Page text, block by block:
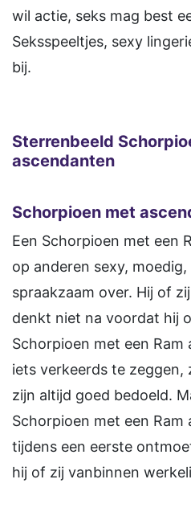
wil actie, seks mag best
Seksspeeltjes, sexy
bij.
Sterrenbeeld
ascendanten
Schorpioen met
Een Schorpioen met een
op anderen sexy,
spraakzaam over. Hij of
denkt niet na voordat hij
Schorpioen met een
iets verkeerds te
zijn altijd goed bedoeld.
Schorpioen met een Ram
tijdens een eerste
hij of zij vanbinnen